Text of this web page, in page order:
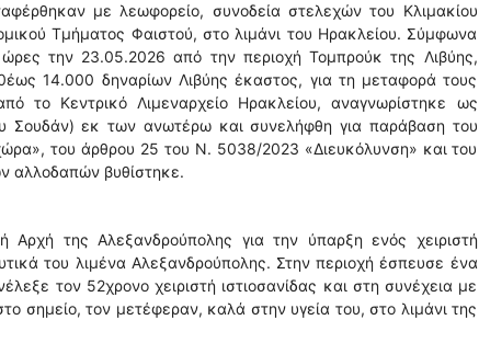
με λεωφορείο, συνοδεία στελεχών του Κλιμακίου
Τμήματος Φαιστού, στο λιμάνι του Ηρακλείου. Σύμφωνα
την 23.05.2026 από την περιοχή Τομπρούκ της Λιβύης,
14.000 δηναρίων Λιβύης έκαστος, για τη μεταφορά τους
το Κεντρικό Λιμεναρχείο Ηρακλείου, αναγνωρίστηκε ως
Σουδάν) εκ των ανωτέρω και συνελήφθη για παράβαση του
του άρθρου 25 του Ν. 5038/2023 «Διευκόλυνση» και του
αλλοδαπών βυθίστηκε.
της Αλεξανδρούπολης για την ύπαρξη ενός χειριστή
του λιμένα Αλεξανδρούπολης. Στην περιοχή έσπευσε ένα
τον 52χρονο χειριστή ιστιοσανίδας και στη συνέχεια με
σημείο, τον μετέφεραν, καλά στην υγεία του, στο λιμάνι της